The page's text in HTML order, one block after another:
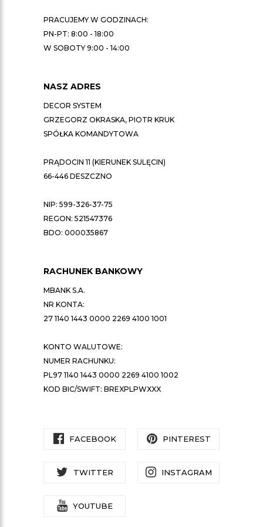
PRACUJEMY W GODZINACH:
PN-PT: 8:00 - 18:00
W SOBOTY 9:00 - 14:00
NASZ ADRES
DECOR SYSTEM
GRZEGORZ OKRASKA, PIOTR KRUK
SPÓŁKA KOMANDYTOWA
PRĄDOCIN 11 (KIERUNEK SULĘCIN)
66-446 DESZCZNO
NIP: 599-326-37-75
REGON: 521547376
BDO: 000035867
RACHUNEK BANKOWY
MBANK S.A.
NR KONTA:
27 1140 1443 0000 2269 4100 1001
KONTO WALUTOWE:
NUMER RACHUNKU:
PL97 1140 1443 0000 2269 4100 1002
KOD BIC/SWIFT: BREXPLPWXXX
FACEBOOK PINTEREST
TWITTER INSTAGRAM
YOUTUBE